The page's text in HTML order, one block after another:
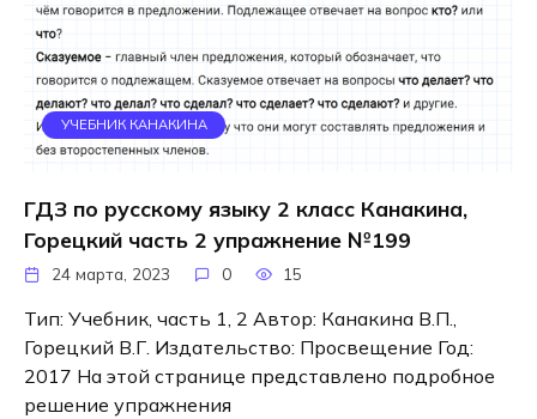
УЧЕБНИК КАНАКИНА
ГДЗ по русскому языку 2 класс Канакина,
Горецкий часть 2 упражнение №199
24 марта, 2023 0 15
Тип: Учебник, часть 1, 2 Автор: Канакина В.П.,
Горецкий В.Г. Издательство: Просвещение Год:
2017 На этой странице представлено подробное
решение упражнения